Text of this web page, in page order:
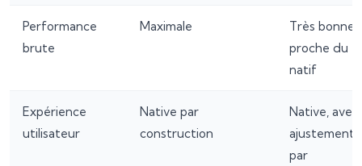
Performance
brute
Maximale
Très bonne,
proche du
natif
Expérience
utilisateur
Native par
construction
Native, avec
ajustements
par